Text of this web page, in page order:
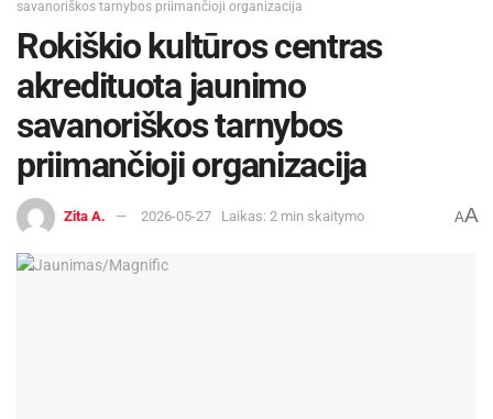
savanoriškos tarnybos priimančioji organizacija
Rokiškio kultūros centras
akredituota jaunimo
savanoriškos tarnybos
priimančioji organizacija
Zita A. 2026-05-27 Laikas: 2 min skaitymo AA